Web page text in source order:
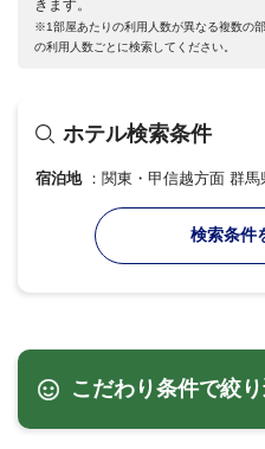
きます。
※1部屋あたりの利用人数が異なる複数の
の利用人数ごとに検索してください。
ホテル検索条件
宿泊地 関東・甲信越方面 群馬
検索条件
こだわり条件で絞